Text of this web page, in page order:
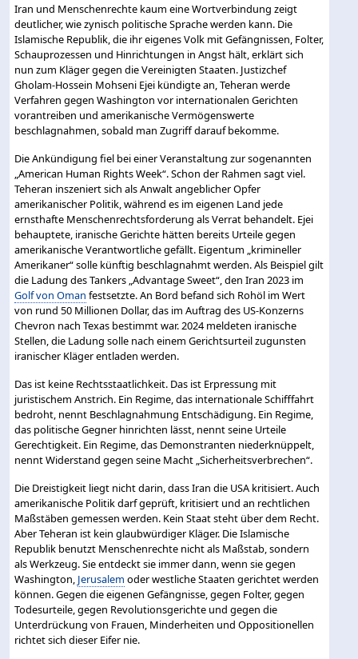
Iran und Menschenrechte kaum eine Wortverbindung zeigt
deutlicher, wie zynisch politische Sprache werden kann. Die
Islamische Republik, die ihr eigenes Volk mit Gefängnissen, Folter,
Schauprozessen und Hinrichtungen in Angst hält, erklärt sich
nun zum Kläger gegen die Vereinigten Staaten. Justizchef
Gholam-Hossein Mohseni Ejei kündigte an, Teheran werde
Verfahren gegen Washington vor internationalen Gerichten
vorantreiben und amerikanische Vermögenswerte
beschlagnahmen, sobald man Zugriff darauf bekomme.
Die Ankündigung fiel bei einer Veranstaltung zur sogenannten
„American Human Rights Week“. Schon der Rahmen sagt viel.
Teheran inszeniert sich als Anwalt angeblicher Opfer
amerikanischer Politik, während es im eigenen Land jede
ernsthafte Menschenrechtsforderung als Verrat behandelt. Ejei
behauptete, iranische Gerichte hätten bereits Urteile gegen
amerikanische Verantwortliche gefällt. Eigentum „krimineller
Amerikaner“ solle künftig beschlagnahmt werden. Als Beispiel gilt
die Ladung des Tankers „Advantage Sweet“, den Iran 2023 im
Golf von Oman festsetzte. An Bord befand sich Rohöl im Wert
von rund 50 Millionen Dollar, das im Auftrag des US-Konzerns
Chevron nach Texas bestimmt war. 2024 meldeten iranische
Stellen, die Ladung solle nach einem Gerichtsurteil zugunsten
iranischer Kläger entladen werden.
Das ist keine Rechtsstaatlichkeit. Das ist Erpressung mit
juristischem Anstrich. Ein Regime, das internationale Schifffahrt
bedroht, nennt Beschlagnahmung Entschädigung. Ein Regime,
das politische Gegner hinrichten lässt, nennt seine Urteile
Gerechtigkeit. Ein Regime, das Demonstranten niederknüppelt,
nennt Widerstand gegen seine Macht „Sicherheitsverbrechen“.
Die Dreistigkeit liegt nicht darin, dass Iran die USA kritisiert. Auch
amerikanische Politik darf geprüft, kritisiert und an rechtlichen
Maßstäben gemessen werden. Kein Staat steht über dem Recht.
Aber Teheran ist kein glaubwürdiger Kläger. Die Islamische
Republik benutzt Menschenrechte nicht als Maßstab, sondern
als Werkzeug. Sie entdeckt sie immer dann, wenn sie gegen
Washington, Jerusalem oder westliche Staaten gerichtet werden
können. Gegen die eigenen Gefängnisse, gegen Folter, gegen
Todesurteile, gegen Revolutionsgerichte und gegen die
Unterdrückung von Frauen, Minderheiten und Oppositionellen
richtet sich dieser Eifer nie.